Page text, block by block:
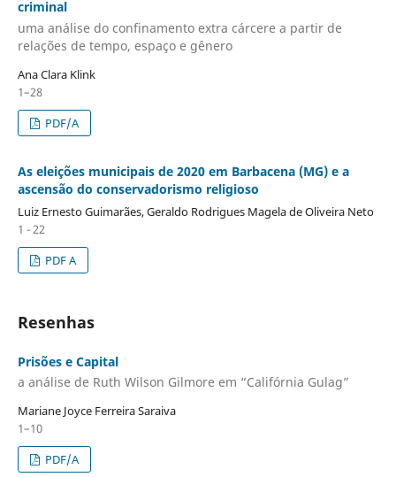
criminal
uma análise do confinamento extra cárcere a partir de
relações de tempo, espaço e gênero
Ana Clara Klink
1–28
PDF/A
As eleições municipais de 2020 em Barbacena (MG) e a
ascensão do conservadorismo religioso
Luiz Ernesto Guimarães, Geraldo Rodrigues Magela de Oliveira Neto
1 - 22
PDF A
Resenhas
Prisões e Capital
a análise de Ruth Wilson Gilmore em “Califórnia Gulag”
Mariane Joyce Ferreira Saraiva
1–10
PDF/A